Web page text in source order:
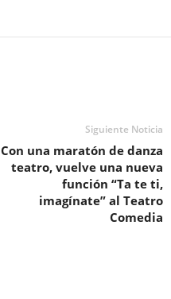
Siguiente Noticia
Con una maratón de danza
teatro, vuelve una nueva
función “Ta te ti,
imagínate” al Teatro
Comedia